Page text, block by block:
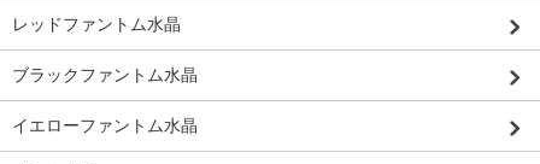
レッドファントム水晶
ブラックファントム水晶
イエローファントム水晶